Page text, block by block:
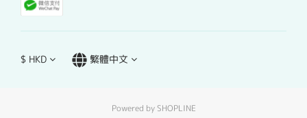
$ HKD 繁體中文
Powered by SHOPLINE